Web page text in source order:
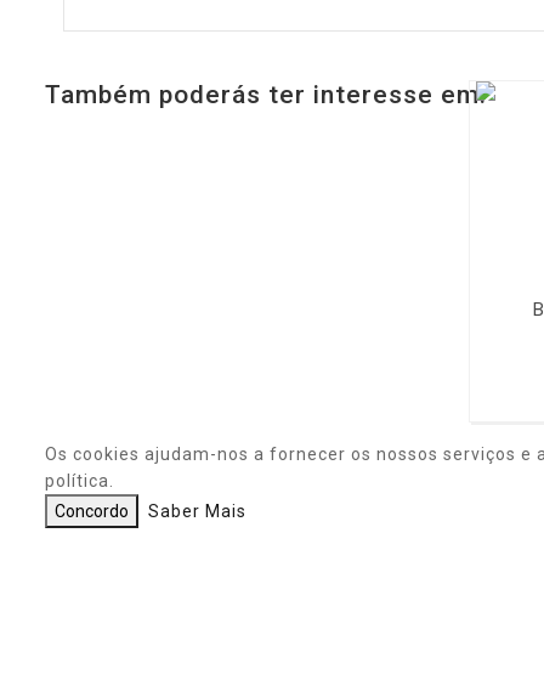
Também poderás ter interesse em:
Os cookies ajudam-nos a fornecer os nossos serviços
política.
Concordo
Saber Mais